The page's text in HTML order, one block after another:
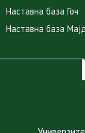
Наставна база Гоч
Наставна база